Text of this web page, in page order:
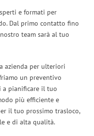
e formati per
Dal primo contatto fino
team sarà al tuo
azienda per ulteriori
un preventivo
a pianificare il tuo
più efficiente e
il tuo prossimo trasloco,
e di alta qualità.